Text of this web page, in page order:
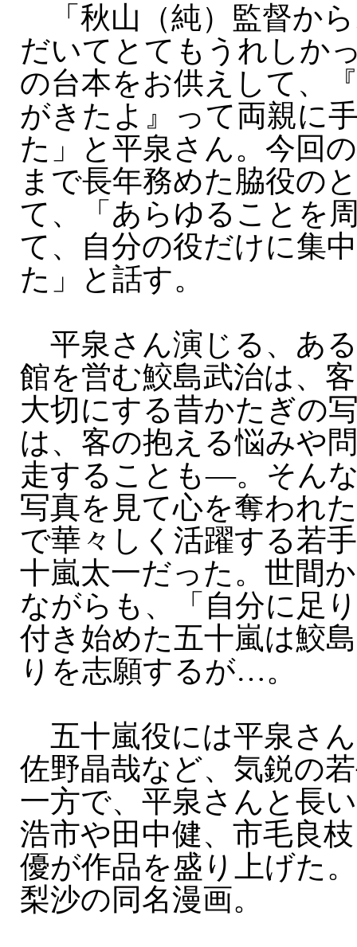
「秋山（純）監督か
だいてとてもうれしか
の台本をお供えして、
がきたよ』って両親に
た」と平泉さん。今回
まで長年務めた脇役の
て、「あらゆることを
て、自分の役だけに集
た」と話す。
平泉さん演じる、あ
館を営む鮫島武治は、
大切にする昔かたぎの
は、客の抱える悩みや
走することも—。そん
写真を見て心を奪われ
で華々しく活躍する若
十嵐太一だった。世間
ながらも、「自分に足
付き始めた五十嵐は鮫
りを志願するが…。
五十嵐役には平泉さ
佐野晶哉など、気鋭の
一方で、平泉さんと長
浩市や田中健、市毛良
優が作品を盛り上げた
梨沙の同名漫画。